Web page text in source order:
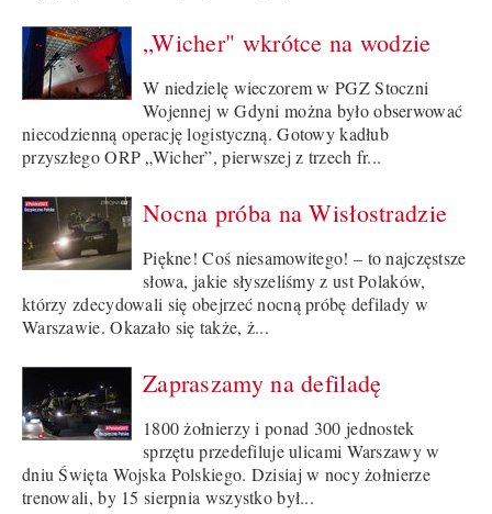
„Wicher" wkrótce na wodzie
W niedzielę wieczorem w PGZ Stoczni
Wojennej w Gdyni można było obserwować
niecodzienną operację logistyczną. Gotowy kadłub
przyszłego ORP „Wicher”, pierwszej z trzech fr...
Nocna próba na Wisłostradzie
Piękne! Coś niesamowitego! – to najczęstsze
słowa, jakie słyszeliśmy z ust Polaków,
którzy zdecydowali się obejrzeć nocną próbę defilady w
Warszawie. Okazało się także, ż...
Zapraszamy na defiladę
1800 żołnierzy i ponad 300 jednostek
sprzętu przedefiluje ulicami Warszawy w
dniu Święta Wojska Polskiego. Dzisiaj w nocy żołnierze
trenowali, by 15 sierpnia wszystko był...